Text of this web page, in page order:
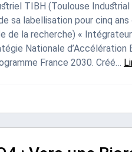
TIBH (Toulouse
sa labellisation pour cinq ans
de la recherche) «
Nationale
France 2030. Créé…